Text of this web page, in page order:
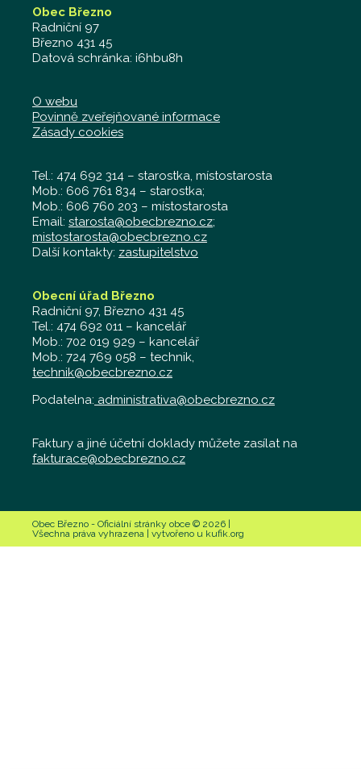
Obec Březno
Radniční 97
Březno 431 45
Datová schránka: i6hbu8h
O webu
Povinně zveřejňované informace
Zásady cookies
Tel.: 474 692 314 – starostka, místostarosta
Mob.: 606 761 834 – starostka;
Mob.: 606 760 203 – místostarosta
Email: starosta@obecbrezno.cz;
mistostarosta@obecbrezno.cz
Další kontakty: zastupitelstvo
Obecní úřad Březno
Radniční 97, Březno 431 45
Tel.: 474 692 011 – kancelář
Mob.: 702 019 929 – kancelář
Mob.: 724 769 058 – technik,
technik@obecbrezno.cz
Podatelna: administrativa@obecbrezno.cz
Faktury a jiné účetní doklady můžete zasílat na
fakturace@obecbrezno.cz
Obec Březno - Oficiální stránky obce © 2026 |
Všechna práva vyhrazena | vytvořeno u kufik.org